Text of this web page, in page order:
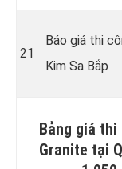
21
Báo giá thi
Kim Sa Bắp
Bảng giá
Granite tại